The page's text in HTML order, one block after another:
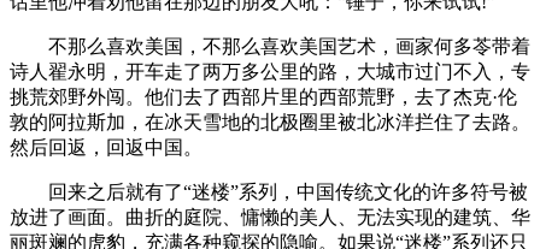
不那么喜欢美国，不那么喜欢美国艺术，画家何多苓带着
诗人翟永明，开车走了两万多公里的路，大城市过门不入，专
挑荒郊野外闯。他们去了西部片里的西部荒野，去了杰克·伦
敦的阿拉斯加，在冰天雪地的北极圈里被北冰洋拦住了去路。
然后回返，回返中国。
回来之后就有了“迷楼”系列，中国传统文化的许多符号被
放进了画面。曲折的庭院、慵懒的美人、无法实现的建筑、华
丽斑斓的虎豹，充满各种窥探的隐喻。如果说“迷楼”系列还只